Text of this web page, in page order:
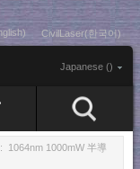
CivilLaser(한국어)
Japanese ()
1064nm 1000mW 半導